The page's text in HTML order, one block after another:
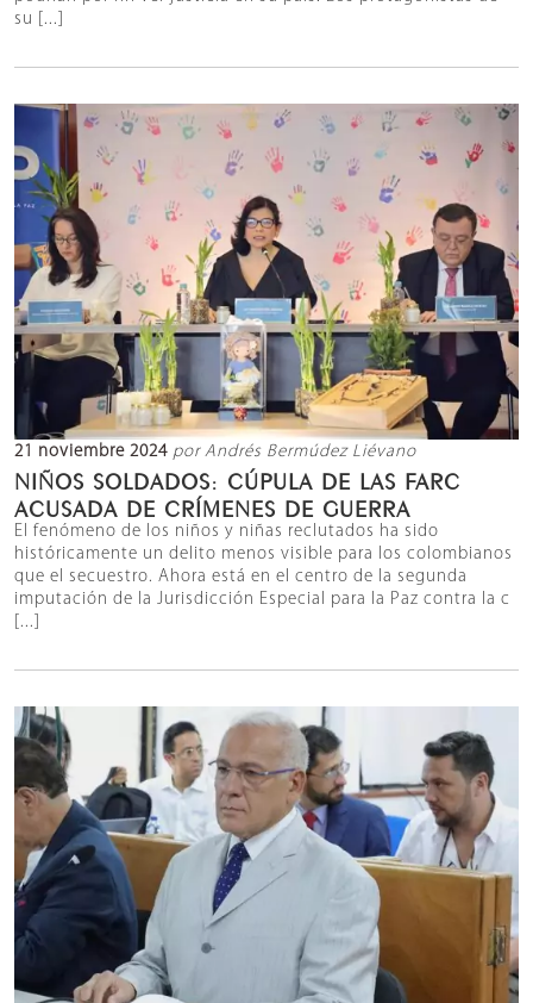
su [...]
21 noviembre 2024 por Andrés Bermúdez Liévano
NIÑOS SOLDADOS: CÚPULA DE LAS FARC
ACUSADA DE CRÍMENES DE GUERRA
El fenómeno de los niños y niñas reclutados ha sido
históricamente un delito menos visible para los colombianos
que el secuestro. Ahora está en el centro de la segunda
imputación de la Jurisdicción Especial para la Paz contra la c
[...]